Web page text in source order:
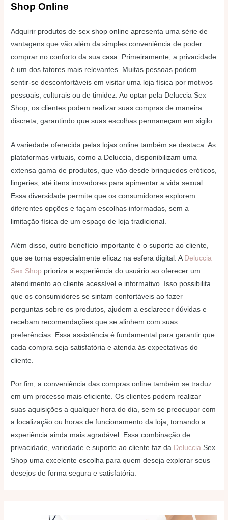
Shop Online
Adquirir produtos de sex shop online apresenta uma série de
vantagens que vão além da simples conveniência de poder
comprar no conforto da sua casa. Primeiramente, a privacidade
é um dos fatores mais relevantes. Muitas pessoas podem
sentir-se desconfortáveis em visitar uma loja física por motivos
pessoais, culturais ou de timidez. Ao optar pela Deluccia Sex
Shop, os clientes podem realizar suas compras de maneira
discreta, garantindo que suas escolhas permaneçam em sigilo.
A variedade oferecida pelas lojas online também se destaca. As
plataformas virtuais, como a Deluccia, disponibilizam uma
extensa gama de produtos, que vão desde brinquedos eróticos,
lingeries, até itens inovadores para apimentar a vida sexual.
Essa diversidade permite que os consumidores explorem
diferentes opções e façam escolhas informadas, sem a
limitação física de um espaço de loja tradicional.
Além disso, outro benefício importante é o suporte ao cliente,
que se torna especialmente eficaz na esfera digital. A Deluccia
Sex Shop prioriza a experiência do usuário ao oferecer um
atendimento ao cliente acessível e informativo. Isso possibilita
que os consumidores se sintam confortáveis ao fazer
perguntas sobre os produtos, ajudem a esclarecer dúvidas e
recebam recomendações que se alinhem com suas
preferências. Essa assistência é fundamental para garantir que
cada compra seja satisfatória e atenda às expectativas do
cliente.
Por fim, a conveniência das compras online também se traduz
em um processo mais eficiente. Os clientes podem realizar
suas aquisições a qualquer hora do dia, sem se preocupar com
a localização ou horas de funcionamento da loja, tornando a
experiência ainda mais agradável. Essa combinação de
privacidade, variedade e suporte ao cliente faz da Deluccia Sex
Shop uma excelente escolha para quem deseja explorar seus
desejos de forma segura e satisfatória.